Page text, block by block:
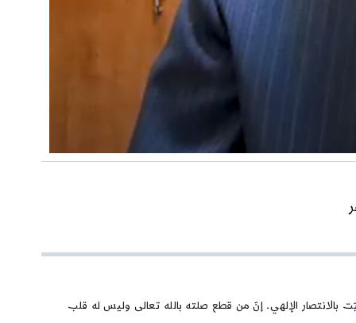
الإلهي. إنّ من قطع صلته بالله تعالى وليس له قلب